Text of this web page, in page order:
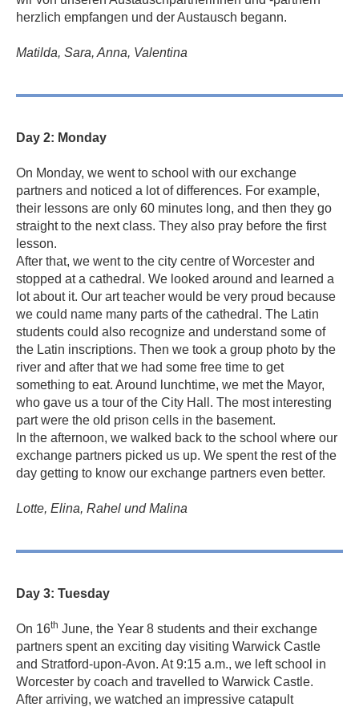
herzlich empfangen und der Austausch begann.
Matilda, Sara, Anna, Valentina
Day 2: Monday
On Monday, we went to school with our exchange
partners and noticed a lot of differences. For example,
their lessons are only 60 minutes long, and then they go
straight to the next class. They also pray before the first
lesson.
After that, we went to the city centre of Worcester and
stopped at a cathedral. We looked around and learned a
lot about it. Our art teacher would be very proud because
we could name many parts of the cathedral. The Latin
students could also recognize and understand some of
the Latin inscriptions. Then we took a group photo by the
river and after that we had some free time to get
something to eat. Around lunchtime, we met the Mayor,
who gave us a tour of the City Hall. The most interesting
part were the old prison cells in the basement.
In the afternoon, we walked back to the school where our
exchange partners picked us up. We spent the rest of the
day getting to know our exchange partners even better.
Lotte, Elina, Rahel und Malina
Day 3: Tuesday
On 16th June, the Year 8 students and their exchange
partners spent an exciting day visiting Warwick Castle
and Stratford-upon-Avon. At 9:15 a.m., we left school in
Worcester by coach and travelled to Warwick Castle.
After arriving, we watched an impressive catapult